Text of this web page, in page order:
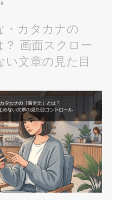
・カタカナの
？ 画面スクロー
い文章の見た目